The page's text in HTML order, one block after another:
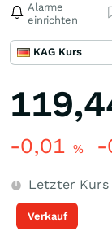
Alarme
einrichten
KAG Kurs
-0,01 % -
Letzter Kurs
Verkauf